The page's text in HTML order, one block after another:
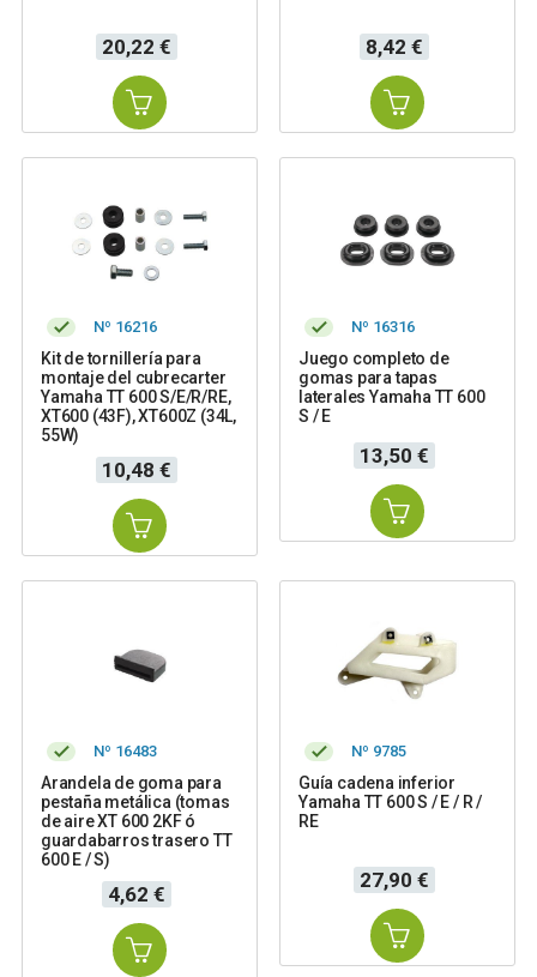
Precio
20,22 € Precio
8,42 €
Nº 16216
Kit de tornillería para
montaje del cubrecarter
Yamaha TT 600 S/E/R/RE,
XT600 (43F), XT600Z (34L,
55W)
Precio
10,48 €
Nº 16316
Juego completo de
gomas para tapas
laterales Yamaha TT 600
S / E
Precio
13,50 €
Nº 16483
Arandela de goma para
pestaña metálica (tomas
de aire XT 600 2KF ó
guardabarros trasero TT
600 E / S)
Precio
4,62 €
Nº 9785
Guía cadena inferior
Yamaha TT 600 S / E / R /
RE
Precio
27,90 €